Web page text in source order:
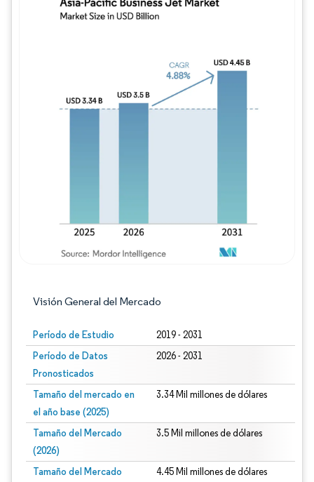
Visión General del Mercado
Período de Estudio 2019 - 2031
Período de Datos
Pronosticados
2026 - 2031
Tamaño del mercado en
el año base (2025)
3.34 Mil millones de dólares
Tamaño del Mercado
(2026)
3.5 Mil millones de dólares
Tamaño del Mercado
4.45 Mil millones de dólares